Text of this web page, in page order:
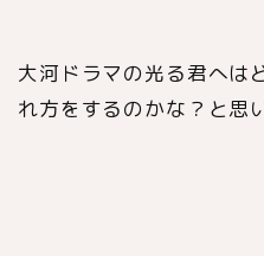
大河ドラマの光る君へは
れ方をするのかな？と思